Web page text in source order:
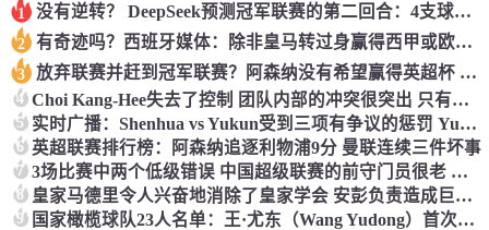
1 没有逆转？ DeepSeek预测冠军联赛的第二回合：4支球队在第一回合中获胜 枪手输了
2 有奇迹吗？西班牙媒体：除非皇马转过身赢得西甲或欧洲冠军
3 放弃联赛并赶到冠军联赛？阿森纳没有希望赢得英超杯 赢得欧洲冠军的可能性
4 Choi Kang-Hee失去了控制 团队内部的冲突很突出 只有一个人可以从水火中拯救崔孔
5 实时广播：Shenhua vs Yukun受到三项有争议的惩罚 Yukun将向中国足球联合会提出投诉
6 英超联赛排行榜：阿森纳追逐利物浦9分 曼联连续三件坏事
7 3场比赛中两个低级错误 中国超级联赛的前守门员很老 是时候让位了 最好的继任者出现
8 皇家马德里令人兴奋地消除了皇家学会 安彭负责造成巨大的灾难！
9 国家橄榄球队23人名单：王·尤东（Wang Yudong）首次被选为第11名 塞吉尼奥（Serginho）在名单上